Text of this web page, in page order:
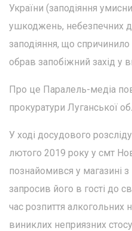
України (заподіяння
ушкоджень, небезпечних
заподіяння, що
обрав запобіжний захід у
Про це Паралель-медіа
прокуратури Луганської
У ході досудового
лютого 2019 року у смт
познайомився у магазині
запросив його в гості до
час розпиття алкогольних
виниклих неприязних